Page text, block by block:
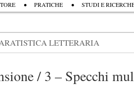
PRATICHE STUDI E
LETTERARIA
/ 3 – Specchi